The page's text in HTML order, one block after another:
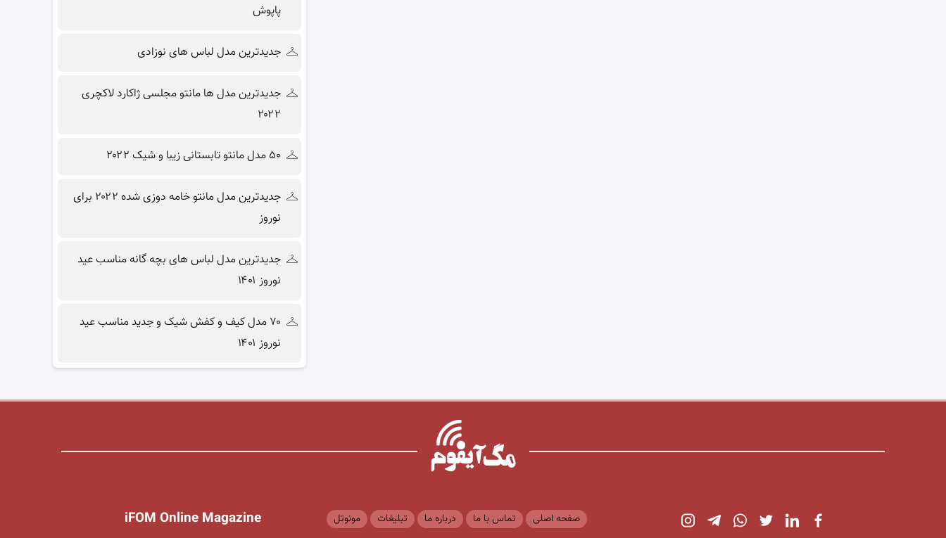
پاپوش
جدیدترین مدل لباس های نوزادی
جدیدترین مدل ها مانتو مجلسی ژاکارد لاکچری
۲۰۲۲
۵۰ مدل مانتو تابستانی زیبا و شیک ۲۰۲۲
جدیدترین مدل مانتو خامه دوزی شده ۲۰۲۲ برای
نوروز
جدیدترین مدل لباس های بچه گانه مناسب عید
نوروز ۱۴۰۱
۷۰ مدل کیف و کفش شیک و جدید مناسب عید
نوروز ۱۴۰۱
iFOM Online Magazine صفحه اصلی تماس با ما درباره ما تبلیغات مونوتل